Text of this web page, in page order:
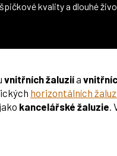
kvality a dlouhé
vnitřních žaluziía
horizontálních
kancelářské žaluzie.